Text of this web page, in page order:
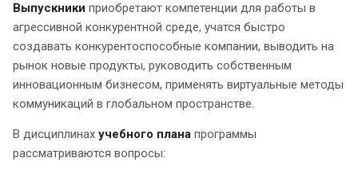
Выпускники приобретают компетенции для работы в
агрессивной конкурентной среде, учатся быстро
создавать конкурентоспособные компании, выводить на
рынок новые продукты, руководить собственным
инновационным бизнесом, применять виртуальные методы
коммуникаций в глобальном пространстве.
В дисциплинах учебного плана программы
рассматриваются вопросы: